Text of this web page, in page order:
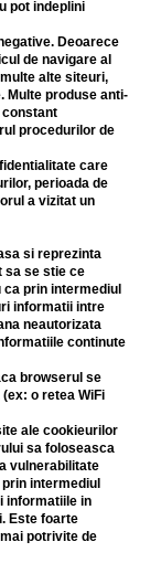
pot indeplini
Deoarece
de navigare al
alte siteuri,
Multe produse anti-
constant
procedurilor de
care
perioada de
a vizitat un
si reprezinta
sa se stie ce
prin intermediul
informatii intre
neautorizata
continute
browserul se
o retea WiFi
ale cookieurilor
sa foloseasca
vulnerabilitate
intermediul
informatiile in
Este foarte
potrivite de